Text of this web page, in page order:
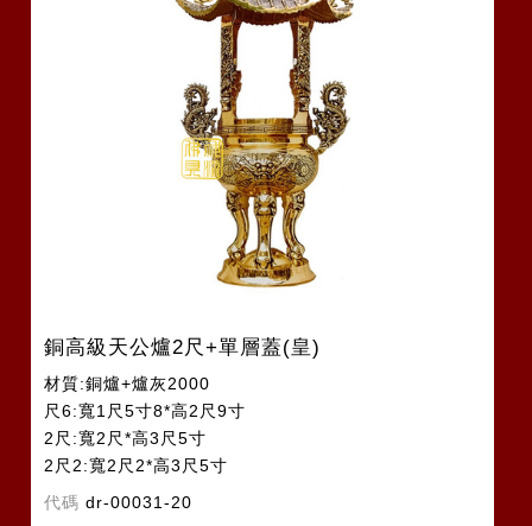
銅高級天公爐2尺+單層蓋(皇)
材質:銅爐+爐灰2000
尺6:寬1尺5寸8*高2尺9寸
2尺:寬2尺*高3尺5寸
2尺2:寬2尺2*高3尺5寸
代碼 dr-00031-20